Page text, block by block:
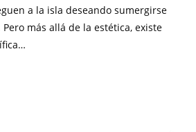
a la isla deseando sumergirse
más allá de la estética, existe